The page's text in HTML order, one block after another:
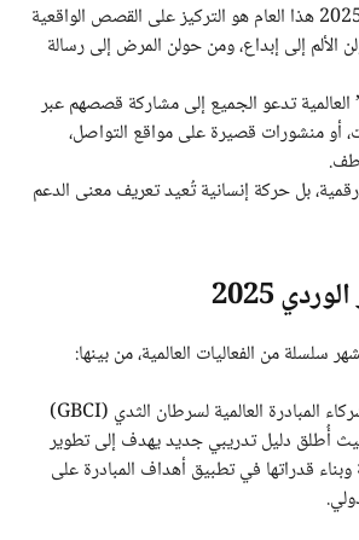
ما يميز سرطان الثدي 2025 هذا العام هو التركيز على القصص الواقعية
الألم إلى إبداع، ومن حولن المرض إلى رسالة
تدعو الجميع إلى مشاركة قصصهم عبر
أو منشورات قصيرة على مواقع التواصل،
بل حركة إنسانية تُعيد تعريف معنى الدعم
2025
سلسلة من الفعاليات العالمية، من بينها:
عُقد الاجتماع الثالث لشركاء المبادرة العالمية لسرطان الثدي (GBCI)
2025، حيث أُطلق دليل تدريبي جديد يهدف إلى تطوير
قدراتها في تطبيق أهداف المبادرة على